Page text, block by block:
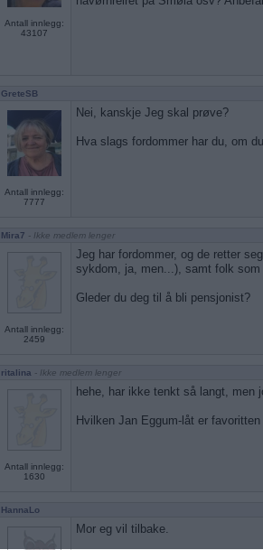
Antall innlegg:
43107
GreteSB
Antall innlegg:
7777
Nei, kanskje Jeg skal prøve?
Hva slags fordommer har du, om
Mira7 - Ikke medlem lenger
Antall innlegg:
2459
Jeg har fordommer, og de retter
sykdom, ja, men...), samt folk som
Gleder du deg til å bli pensjonist?
ritalina - Ikke medlem lenger
Antall innlegg:
1630
hehe, har ikke tenkt så langt, men
Hvilken Jan Eggum-låt er favoritten
HannaLo
Mor eg vil tilbake.